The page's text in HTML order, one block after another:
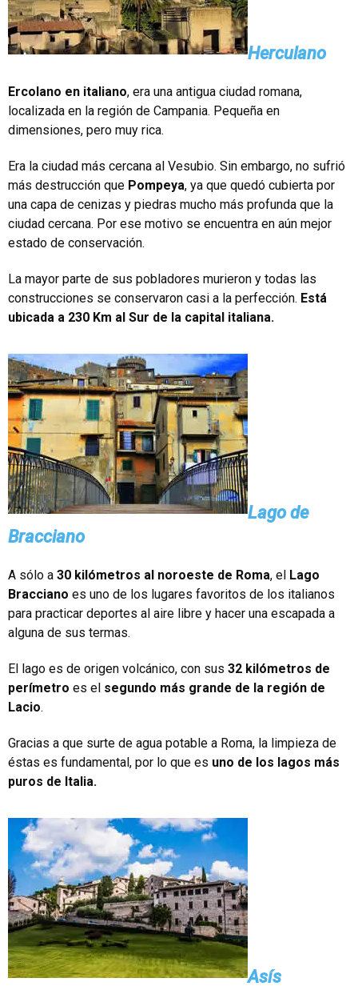
Herculano
Ercolano en italiano, era una antigua ciudad romana,
localizada en la región de Campania. Pequeña en
dimensiones, pero muy rica.
Era la ciudad más cercana al Vesubio. Sin embargo, no sufrió
más destrucción que Pompeya, ya que quedó cubierta por
una capa de cenizas y piedras mucho más profunda que la
ciudad cercana. Por ese motivo se encuentra en aún mejor
estado de conservación.
La mayor parte de sus pobladores murieron y todas las
construcciones se conservaron casi a la perfección. Está
ubicada a 230 Km al Sur de la capital italiana.
Lago de
Bracciano
A sólo a 30 kilómetros al noroeste de Roma, el Lago
Bracciano es uno de los lugares favoritos de los italianos
para practicar deportes al aire libre y hacer una escapada a
alguna de sus termas.
El lago es de origen volcánico, con sus 32 kilómetros de
perímetro es el segundo más grande de la región de
Lacio.
Gracias a que surte de agua potable a Roma, la limpieza de
éstas es fundamental, por lo que es uno de los lagos más
puros de Italia.
Asís